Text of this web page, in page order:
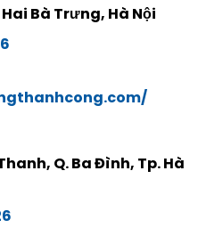
Bà Trưng, Hà Nội
Q. Ba Đình, Tp. Hà